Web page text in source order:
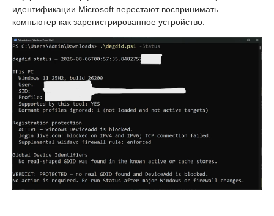
идентификации Microsoft перестают воспринимать
компьютер как зарегистрированное устройство.